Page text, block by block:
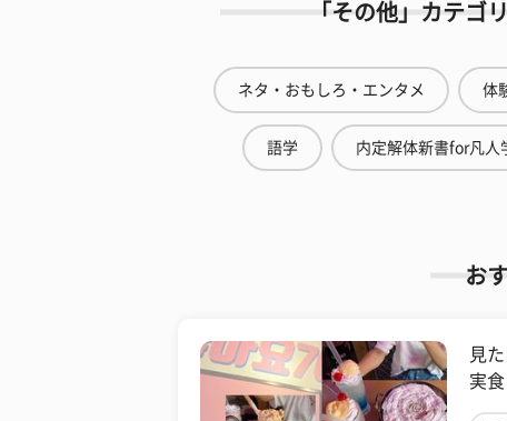
「その他」カテゴ
ネタ・おもしろ・エンタメ 体
語学 内定解体新書for凡人
お
見
実